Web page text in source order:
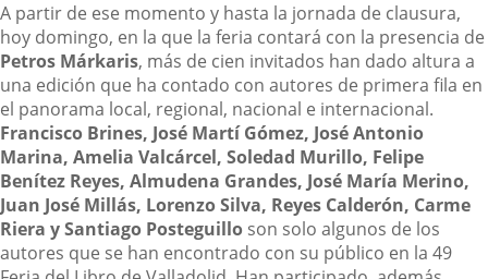
A partir de ese momento y hasta la jornada de clausura,
hoy domingo, en la que la feria contará con la presencia de
Petros Márkaris, más de cien invitados han dado altura a
una edición que ha contado con autores de primera fila en
el panorama local, regional, nacional e internacional.
Francisco Brines, José Martí Gómez, José Antonio
Marina, Amelia Valcárcel, Soledad Murillo, Felipe
Benítez Reyes, Almudena Grandes, José María Merino,
Juan José Millás, Lorenzo Silva, Reyes Calderón, Carme
Riera y Santiago Posteguillo son solo algunos de los
autores que se han encontrado con su público en la 49